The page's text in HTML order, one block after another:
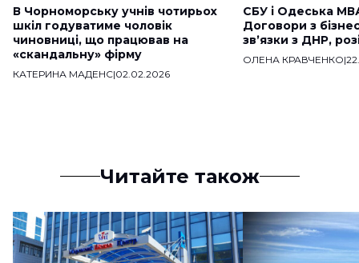
В Чорноморську учнів чотирьох
шкіл годуватиме чоловік
чиновниці, що працював на
«скандальну» фірму
КАТЕРИНА МАДЕНС|02.02.2026
СБУ і Одеська
Договори з
звʼязки з ДНР,
ОЛЕНА КРАВЧЕНКО|
Читайте також